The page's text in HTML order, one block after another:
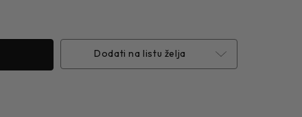
Dodati na listu želja